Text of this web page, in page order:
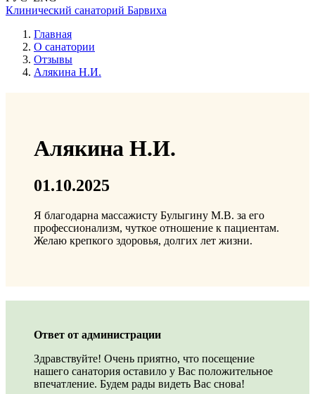
Клинический санаторий Барвиха
Главная
О санатории
Отзывы
Алякина Н.И.
Алякина Н.И.
01.10.2025
Я благодарна массажисту Булыгину М.В. за его
профессионализм, чуткое отношение к пациентам.
Желаю крепкого здоровья, долгих лет жизни.
Ответ от администрации
Здравствуйте! Очень приятно, что посещение
нашего санатория оставило у Вас положительное
впечатление. Будем рады видеть Вас снова!